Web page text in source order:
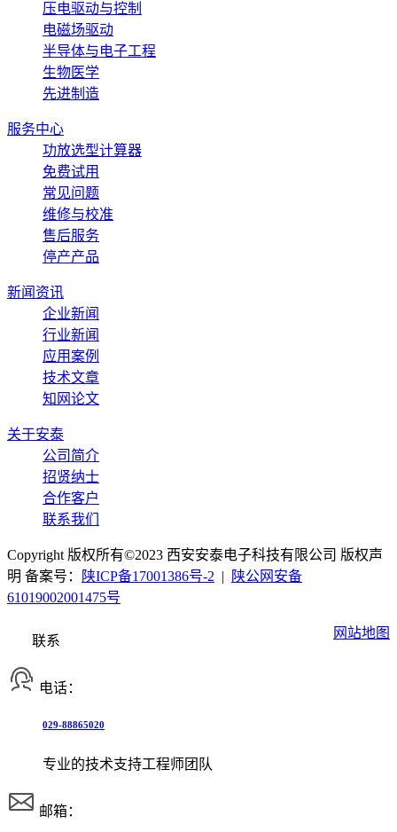
压电驱动与控制
电磁场驱动
半导体与电子工程
生物医学
先进制造
服务中心
功放选型计算器
免费试用
常见问题
维修与校准
售后服务
停产产品
新闻资讯
企业新闻
行业新闻
应用案例
技术文章
知网论文
关于安泰
公司简介
招贤纳士
合作客户
联系我们
Copyright 版权所有©2023 西安安泰电子科技有限公司 版权声
明 备案号：
陕ICP备17001386号-2 |
陕公网安备
61019002001475号
网站地图
联系
电话：
029-88865020
专业的技术支持工程师团队
邮箱：